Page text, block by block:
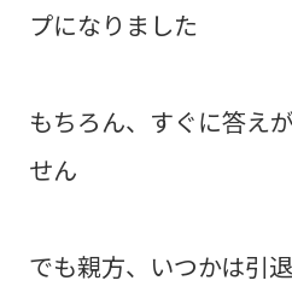
プになりました
もちろん、すぐに答え
せん
でも親方、いつかは引